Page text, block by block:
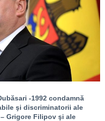
-1992 condamnă
şi discriminatorii ale
Grigore Filipov şi ale